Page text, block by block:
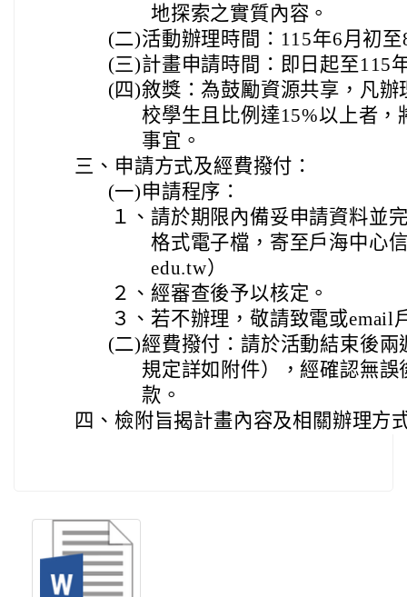
地探索之實質內容。
(二)活動辦理時間：115年6月初
(三)計畫申請時間：即日起至115
(四)敘獎：為鼓勵資源共享，凡
校學生且比例達15%以上者
事宜。
三、 申請方式及經費撥付：
(一)申請程序：
１、 請於期限內備妥申請資料並
格式電子檔，寄至戶海中心
edu.tw）
２、 經審查後予以核定。
３、 若不辦理，敬請致電或email
(二)經費撥付：請於活動結束後
規定詳如附件），經確認無
款。
四、 檢附旨揭計畫內容及相關辦理方